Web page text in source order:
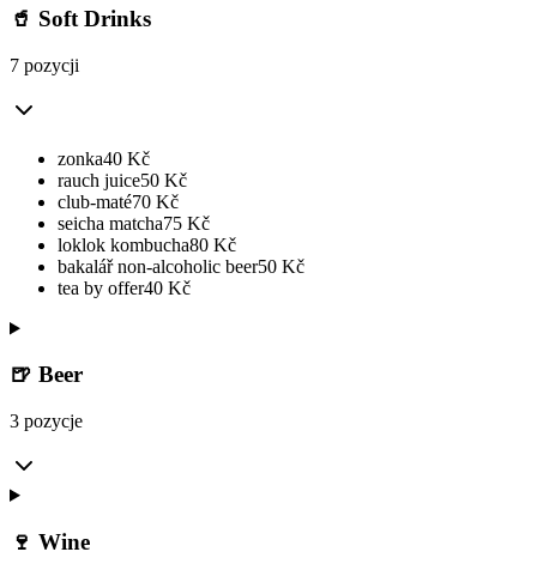
🥤 Soft Drinks
7 pozycji
zonka40 Kč
rauch juice50 Kč
club-maté70 Kč
seicha matcha75 Kč
loklok kombucha80 Kč
bakalář non-alcoholic beer50 Kč
tea by offer40 Kč
🍺 Beer
3 pozycje
🍷 Wine